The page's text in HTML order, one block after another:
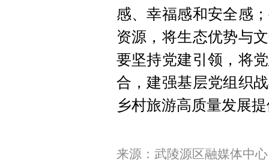
感、幸福感和安全感
资源，将生态优势与
要坚持党建引领，将
合，建强基层党组织
乡村旅游高质量发展
来源：武陵源区融媒体中心